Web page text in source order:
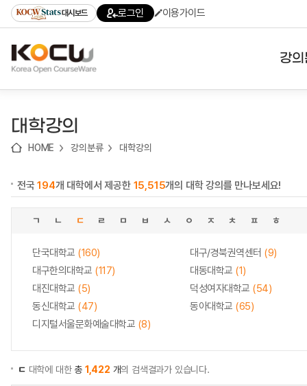
기
기
기
content)
가
대시보드 로그인 이용가이드
강
대학강의
HOME 강의분류 대학강의
전국194개 대학에서 제공한 15,515개의 대학 강의를 만나보세요!
ㄱ ㄴ ㄷ ㄹ ㅁ ㅂ ㅅ ㅇ ㅈ ㅊ ㅍ ㅎ
단국대학교 (160) 대구/경북권역센터 (9)
대구한의대학교 (117) 대동대학교 (1)
대진대학교 (5) 덕성여자대학교 (54)
동신대학교 (47) 동아대학교 (65)
디지털서울문화예술대학교 (8)
ㄷ 대학에 대한총 1,422 개의 검색결과가 있습니다.